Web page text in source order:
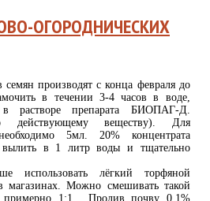
ОГОРОДНИЧЕСКИХ
семян производят с конца февраля до
в течении 3-4 часов в воде,
препарата БИОПАГ-Д.
действующему веществу). Для
5мл. 20% концентрата
в 1 литр воды и тщательно
использовать лёгкий торфяной
магазинах. Можно смешивать такой
примерно 1:1. Пролив почву 0,1%